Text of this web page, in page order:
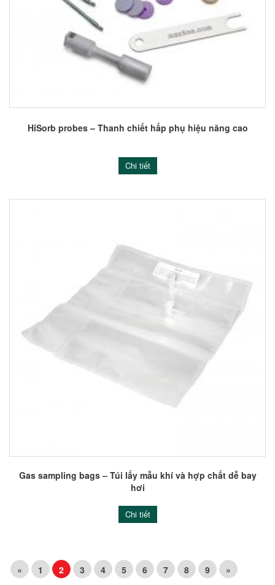
HiSorb probes – Thanh chiết hấp phụ hiệu năng cao
Chi tiết
Gas sampling bags – Túi lấy mẫu khí và hợp chất dễ bay
hơi
Chi tiết
« 1 2 3 4 5 6 7 8 9 »